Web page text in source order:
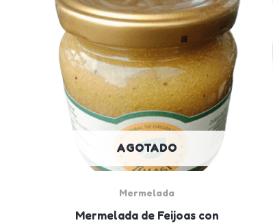
AGOTADO
Mermelada
Mermelada de Feijoas con